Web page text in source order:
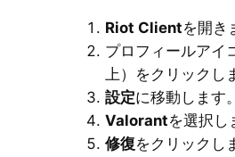
Riot Clientを開き
プロフィールアイ
上）をクリックし
設定に移動します。
Valorantを選択し
修復をクリックし